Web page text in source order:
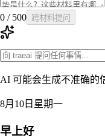
0 / 500 跨材料提问
AI 可能会生成不准确的
8月10日星期一
早上好